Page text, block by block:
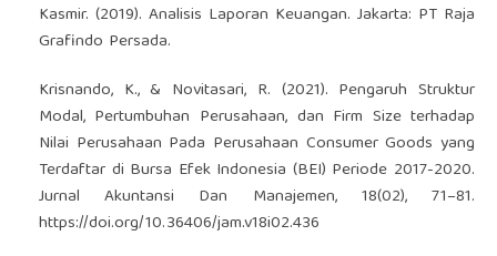
Kasmir. (2019). Analisis Laporan Keuangan. Jakarta: PT Raja
Grafindo Persada.
Krisnando, K., & Novitasari, R. (2021). Pengaruh Struktur
Modal, Pertumbuhan Perusahaan, dan Firm Size terhadap
Nilai Perusahaan Pada Perusahaan Consumer Goods yang
Terdaftar di Bursa Efek Indonesia (BEI) Periode 2017-2020.
Jurnal Akuntansi Dan Manajemen, 18(02), 71–81.
https://doi.org/10.36406/jam.v18i02.436